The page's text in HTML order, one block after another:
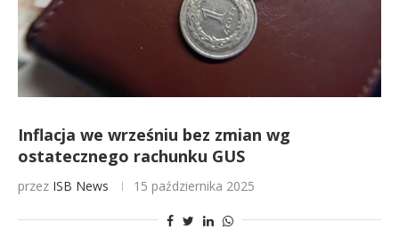
Inflacja we wrześniu bez zmian wg
ostatecznego rachunku GUS
przez ISB News 15 października 2025